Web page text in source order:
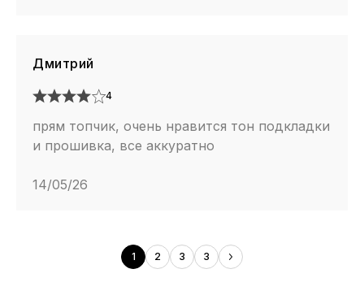
Дмитрий
4
прям топчик, очень нравится тон подкладки
и прошивка, все аккуратно
14/05/26
1 2 3 3